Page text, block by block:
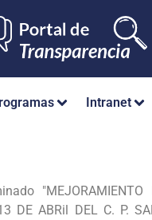
Intranet
DE ABRil DEL C. P.